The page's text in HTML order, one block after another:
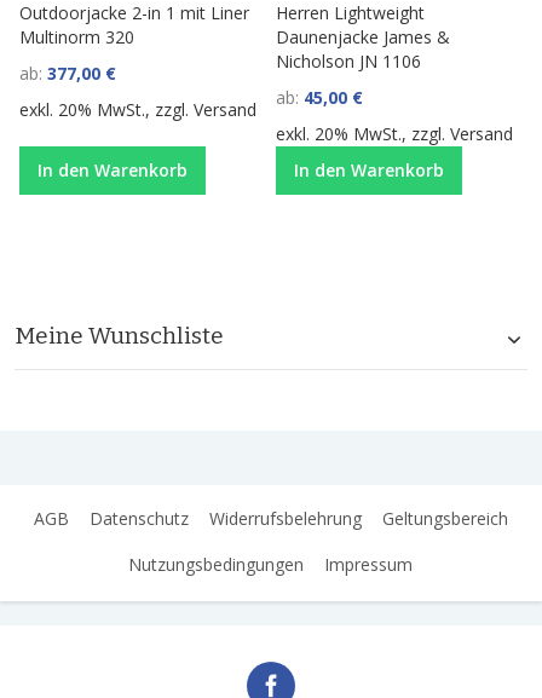
Outdoorjacke 2-in 1 mit Liner
Multinorm 320
ab 377,00 €
exkl. 20% MwSt., zzgl.Versand
In den Warenkorb
Herren Lightweight
Daunenjacke James &
Nicholson JN 1106
ab 45,00 €
exkl. 20% MwSt., zzgl.Versand
In den Warenkorb
Meine Wunschliste
AGB Datenschutz Widerrufsbelehrung
Geltungsbereich
Nutzungsbedingungen
Impressum